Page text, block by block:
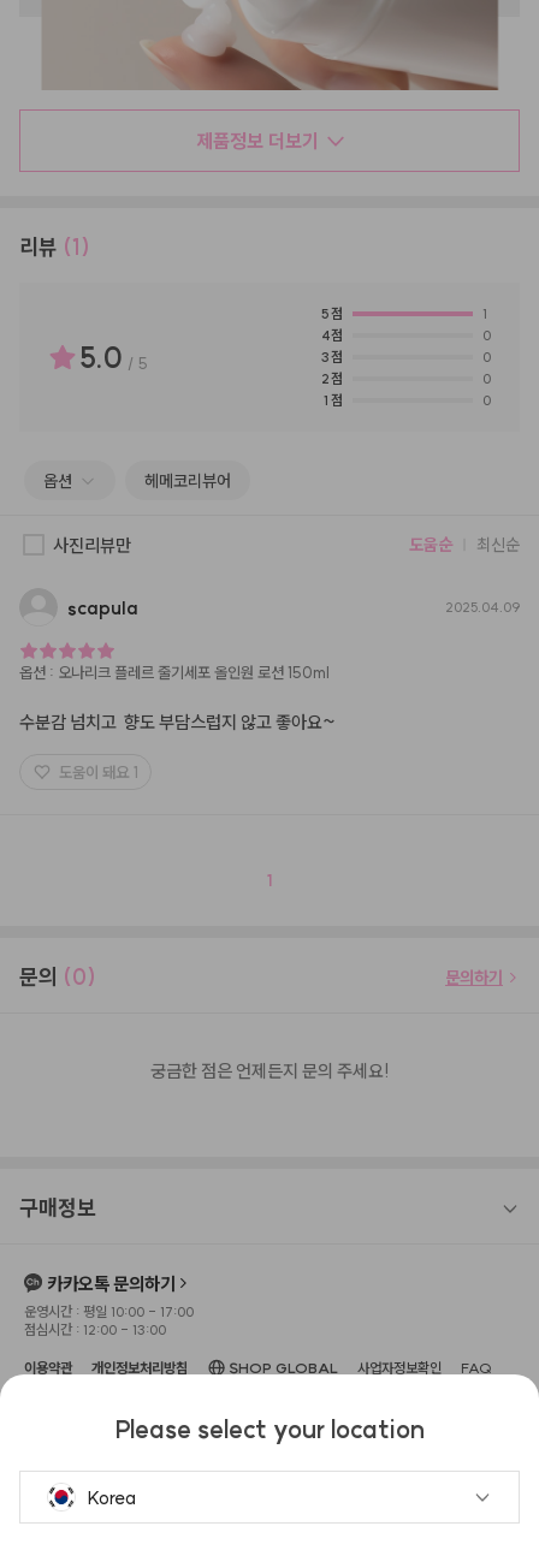
제품정보 더보기
리뷰 (1)
5.0 / 5
5점
1
4점
0
3점
0
2점
0
1 점 0
옵션 헤메코리뷰어
사진리뷰만 도움순 최신순
scapula 2025.04.09
옵션 : 오나리크 플레르 줄기세포 올인원 로션 150ml
수분감 넘치고  향도 부담스럽지 않고 좋아요~
도움이 돼요 1
1
문의 (0) 문의하기
궁금한 점은 언제든지 문의 주세요!
구매정보
카카오톡 문의하기
운영시간 : 평일 10:00 - 17:00
점심시간 : 12:00 - 13:00
이용약관 개인정보처리방침 SHOP GLOBAL 사업자정보확인 FAQ
로 104, 3층(신사동, 보암빌딩)
고객센터 : 1533-0645
사업자 등록번호 : 666-87-
통신판매업신고번호 : 2022-서울강
남-02255
Please select your location
Korea